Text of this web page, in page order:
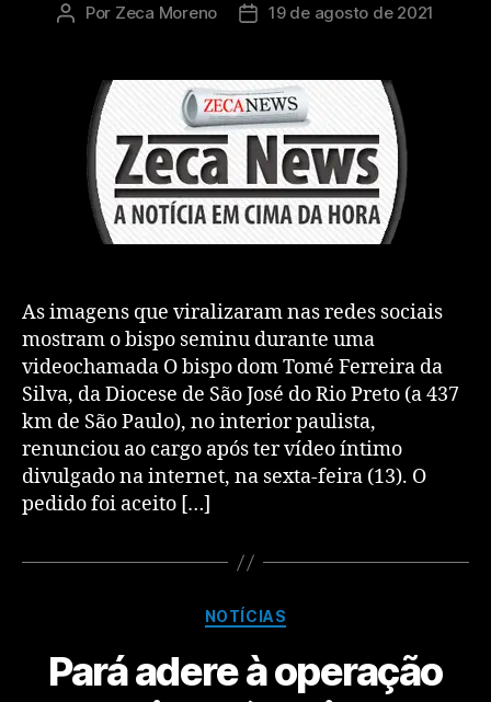
Por Zeca Moreno 19 de agosto de 2021
As imagens que viralizaram nas redes sociais
mostram o bispo seminu durante uma
videochamada O bispo dom Tomé Ferreira da
Silva, da Diocese de São José do Rio Preto (a 437
km de São Paulo), no interior paulista,
renunciou ao cargo após ter vídeo íntimo
divulgado na internet, na sexta-feira (13). O
pedido foi aceito […]
NOTÍCIAS
Pará adere à operação